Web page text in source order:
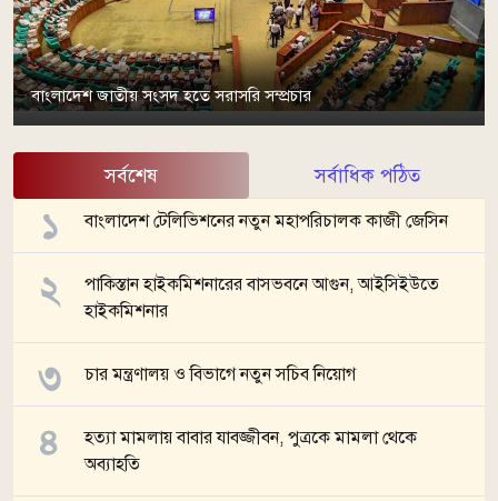
বাংলাদেশ জাতীয় সংসদ হতে সরাসরি সম্প্রচার
সর্বশেষ সর্বাধিক পঠিত
বাংলাদেশ টেলিভিশনের নতুন মহাপরিচালক কাজী জেসিন
পাকিস্তান হাইকমিশনারের বাসভবনে আগুন, আইসিইউতে
হাইকমিশনার
চার মন্ত্রণালয় ও বিভাগে নতুন সচিব নিয়োগ
হত্যা মামলায় বাবার যাবজ্জীবন, পুত্রকে মামলা থেকে
অব্যাহতি